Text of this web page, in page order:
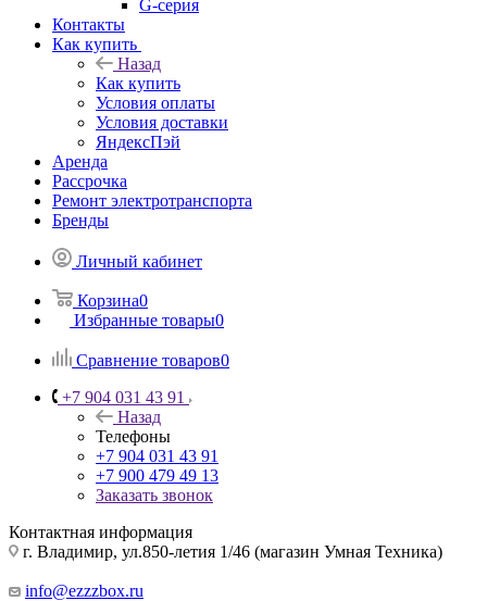
G-серия
Контакты
Как купить
Назад
Как купить
Условия оплаты
Условия доставки
ЯндексПэй
Аренда
Рассрочка
Ремонт электротранспорта
Бренды
Личный кабинет
Корзина0
Избранные товары0
Сравнение товаров0
+7 904 031 43 91
Назад
Телефоны
+7 904 031 43 91
+7 900 479 49 13
Заказать звонок
Контактная информация
г. Владимир, ул.850-летия 1/46 (магазин Умная Техника)
info@ezzzbox.ru